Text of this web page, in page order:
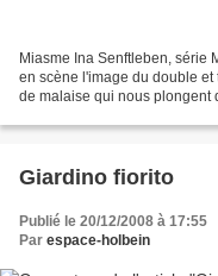
Miasme Ina Senftleben, série
en scène l'image du double
de malaise qui nous plongent
Giardino fiorito
Publié le 20/12/2008 à 17:55
Par espace-holbein